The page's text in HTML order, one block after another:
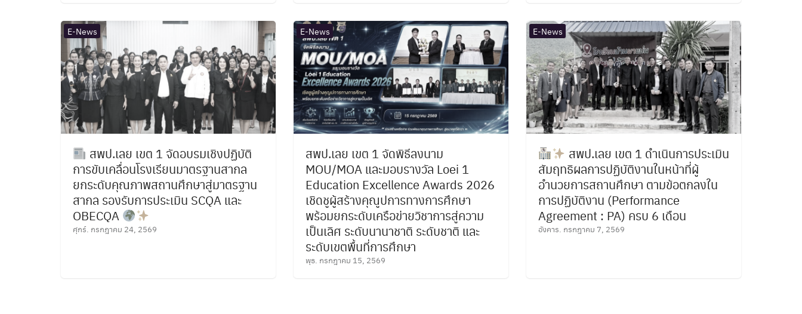
E-News
สพป.เลย เขต 1 จัดอบรมเชิงปฏิบัติ
การขับเคลื่อนโรงเรียนมาตรฐานสากล
ยกระดับคุณภาพสถานศึกษาสู่มาตรฐาน
สากล รองรับการประเมิน SCQA และ
OBECQA
ศุกร์. กรกฎาคม 24, 2569
E-News
สพป.เลย เขต 1 จัดพิธีลงนาม
MOU/MOA และมอบรางวัล Loei 1
Education Excellence Awards 2026
เชิดชูผู้สร้างคุณูปการทางการศึกษา
พร้อมยกระดับเครือข่ายวิชาการสู่ความ
เป็นเลิศ ระดับนานาชาติ ระดับชาติ และ
ระดับเขตพื้นที่การศึกษา
พุธ. กรกฎาคม 15, 2569
E-News
สพป.เลย เขต 1 ดำเนินการประเมิน
สัมฤทธิผลการปฏิบัติงานในหน้าที่ผู้
อำนวยการสถานศึกษา ตามข้อตกลงใน
การปฏิบัติงาน (Performance
Agreement : PA) ครบ 6 เดือน
อังคาร. กรกฎาคม 7, 2569